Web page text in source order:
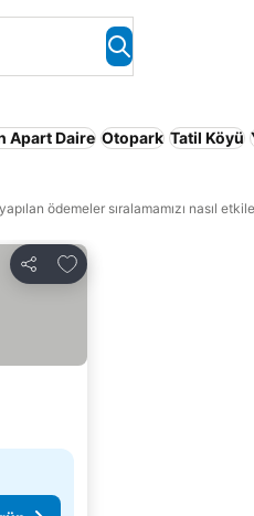
Apart Daire Otopark Tatil Köyü
ödemeler sıralamamızı nasıl
Paylaş
Favorilerime ekle